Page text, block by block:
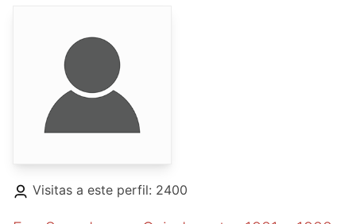
Visitas a este perfil: 2400